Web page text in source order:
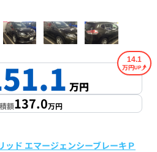
1/18
万円
14.1
万円
額137.0万円
ッド エマージェンシーブレーキＰ